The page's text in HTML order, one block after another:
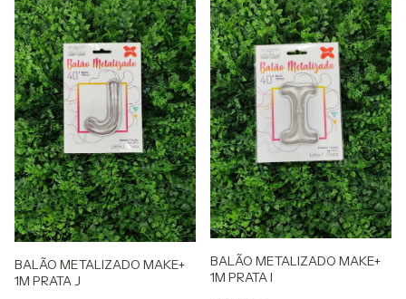
BALÃO METALIZADO MAKE+
1M PRATA J
BALÃO METALIZADO MAKE+
1M PRATA I